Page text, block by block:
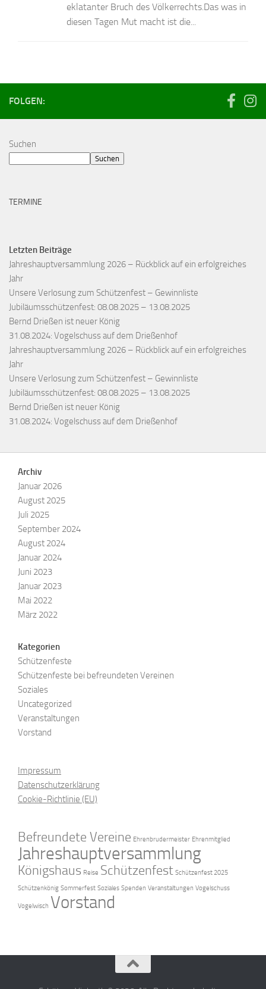
eklatanter Bruch des Völkerrechts.Das was in
diesen Tagen Mut macht ist die...
FOLGEN:
Suchen
Suchen
TERMINE
Letzten Beiträge
Jahreshauptversammlung 2026 – Rückblick auf ein erfolgreiches
Jahr
Unsere Verlosung zum Schützenfest – Gewinnliste
Jubiläumsschützenfest: 08.08.2025 – 13.08.2025
Bernd Drießen ist neuer König
31.08.2024: Vogelschuss auf dem Drießenhof
Jahreshauptversammlung 2026 – Rückblick auf ein erfolgreiches
Jahr
Unsere Verlosung zum Schützenfest – Gewinnliste
Jubiläumsschützenfest: 08.08.2025 – 13.08.2025
Bernd Drießen ist neuer König
31.08.2024: Vogelschuss auf dem Drießenhof
Archiv
Januar 2026
August 2025
Juli 2025
September 2024
August 2024
Januar 2024
Juni 2023
Januar 2023
Mai 2022
März 2022
Kategorien
Schützenfeste
Schützenfeste bei befreundeten Vereinen
Soziales
Uncategorized
Veranstaltungen
Vorstand
Impressum
Datenschutzerklärung
Cookie-Richtlinie (EU)
Befreundete Vereine Ehrenbrudermeister Ehrenmitglied
Jahreshauptversammlung
Königshaus Reise Schützenfest Schützenfest 2025
Schützenkönig Sommerfest Soziales Spenden Veranstaltungen Vogelschuss
Vogelwisch Vorstand